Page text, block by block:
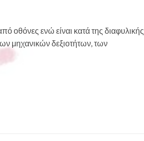
οθόνες ενώ είναι κατά της διαφυλικής
μηχανικών δεξιοτήτων, των